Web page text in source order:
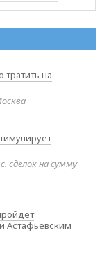
на
сделок на сумму
Астафьевским